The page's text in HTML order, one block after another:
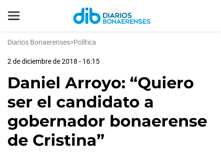
Diarios Bonaerenses>Política
2 de diciembre de 2018 - 16:15
Daniel Arroyo: “Quiero
ser el candidato a
gobernador bonaerense
de Cristina”